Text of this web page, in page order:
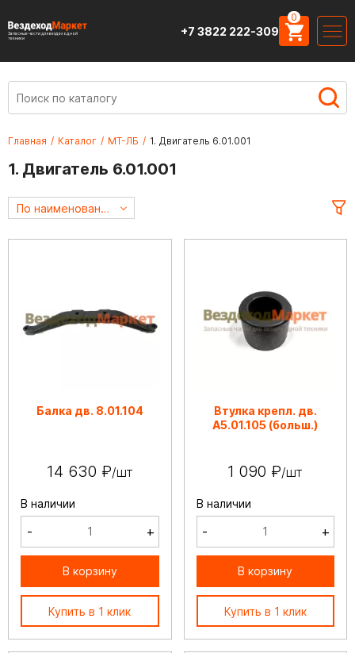
Запасные части для вездеходной
техники
+7 3822 222-309
0
Главная / Каталог / МТ-ЛБ / 1. Двигатель 6.01.001
1. Двигатель 6.01.001
По наименованию А->Я
Балка дв. 8.01.104
14 630 ₽/шт
В наличии
- +
В корзину
Купить в 1 клик
Втулка крепл. дв.
А5.01.105 (больш.)
1 090 ₽/шт
В наличии
- +
В корзину
Купить в 1 клик